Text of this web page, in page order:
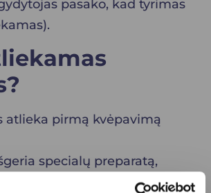
pasako, kad tyrimas
atlieka pirmą kvėpavimą
specialų preparatą,
ureos (šlapalo);